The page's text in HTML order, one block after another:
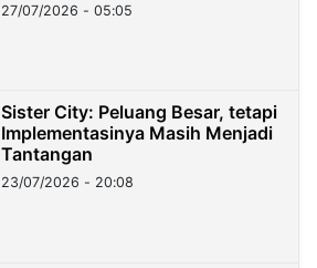
27/07/2026 - 05:05
Sister City: Peluang Besar, tetapi
Implementasinya Masih Menjadi
Tantangan
23/07/2026 - 20:08